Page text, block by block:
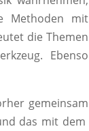
Methoden mit
die Themen
Ebenso
gemeinsam
das mit dem